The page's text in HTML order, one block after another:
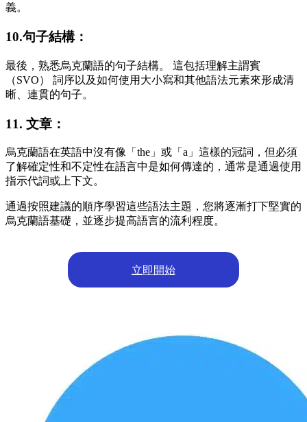
義。
10.句子結構：
最後，熟悉烏克蘭語的句子結構。 這包括理解主謂賓
（SVO） 詞序以及如何使用大小寫和其他語法元素來形成清
晰、連貫的句子。
11. 文章：
烏克蘭語在英語中沒有像「the」或「a」這樣的冠詞，但必須
了解確定性和不定性在語言中是如何傳達的，通常是通過使用
指示代詞或上下文。
通過按照建議的順序學習這些語法主題，您將逐漸打下堅實的
烏克蘭語基礎，並逐步提高語言的流利程度。
立即開始